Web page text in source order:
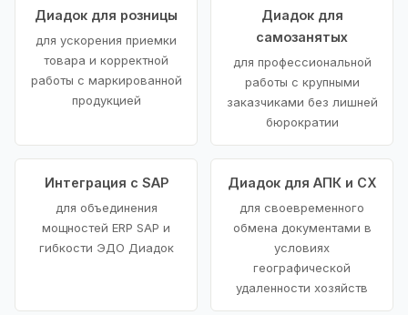
Диадок для розницы
для ускорения приемки
товара и корректной
работы с маркированной
продукцией
Диадок для
самозанятых
для профессиональной
работы с крупными
заказчиками без лишней
бюрократии
Интеграция с SAP
для объединения
мощностей ERP SAP и
гибкости ЭДО Диадок
Диадок для АПК и СХ
для своевременного
обмена документами в
условиях
географической
удаленности хозяйств